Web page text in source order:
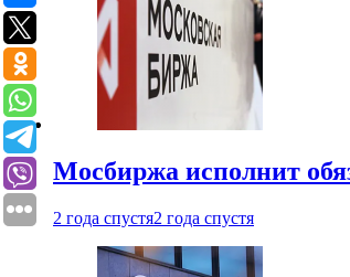
Мосбиржа исполнит
2 года спустя2 года спустя